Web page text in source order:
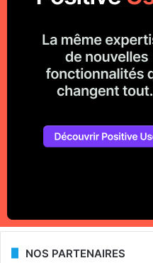
NOS PARTENAIRES